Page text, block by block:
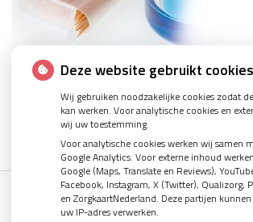
« Terug naar het overzicht
Deze website gebruikt cookies
Wij gebruiken noodzakelijke cookies zodat
kan werken. Voor analytische cookies en
wij uw toestemming.
Voor analytische cookies werken wij samen
Google Analytics. Voor externe inhoud
Google (Maps, Translate en Reviews),
Facebook, Instagram, X (Twitter), Qualizorg,
en ZorgkaartNederland. Deze partijen
uw IP-adres verwerken.